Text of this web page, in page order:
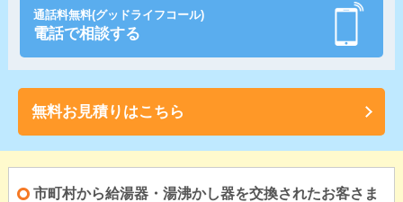
通話料無料(グッドライフコール)
電話で相談する
無料お見積りはこちら
市町村から給湯器・湯沸かし器を交換されたお客さま